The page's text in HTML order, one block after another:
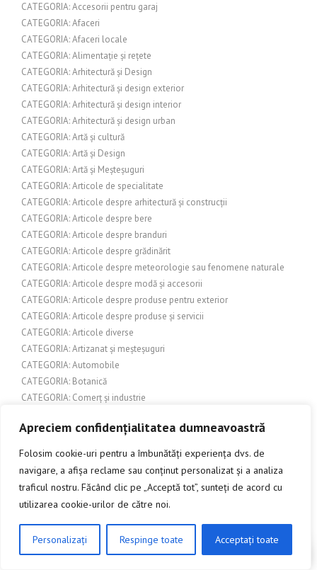
Apreciem confidențialitatea dumneavoastră
Folosim cookie-uri pentru a îmbunătăți experiența dvs. de
navigare, a afișa reclame sau conținut personalizat și a analiza
traficul nostru. Făcând clic pe „Acceptă tot”, sunteți de acord cu
utilizarea cookie-urilor de către noi.
Personalizați Respinge toate Acceptați toate
CATEGORIA: Accesorii pentru garaj
CATEGORIA: Afaceri
CATEGORIA: Afaceri locale
CATEGORIA: Alimentație și rețete
CATEGORIA: Arhitectură și Design
CATEGORIA: Arhitectură și design exterior
CATEGORIA: Arhitectură și design interior
CATEGORIA: Arhitectură și design urban
CATEGORIA: Artă și cultură
CATEGORIA: Artă și Design
CATEGORIA: Artă și Meșteșuguri
CATEGORIA: Articole de specialitate
CATEGORIA: Articole despre arhitectură și construcții
CATEGORIA: Articole despre bere
CATEGORIA: Articole despre branduri
CATEGORIA: Articole despre grădinărit
CATEGORIA: Articole despre meteorologie sau fenomene naturale
CATEGORIA: Articole despre modă și accesorii
CATEGORIA: Articole despre produse pentru exterior
CATEGORIA: Articole despre produse și servicii
CATEGORIA: Articole diverse
CATEGORIA: Artizanat și meșteșuguri
CATEGORIA: Automobile
CATEGORIA: Botanică
CATEGORIA: Comerț și industrie
CATEGORIA: Confort și Design Interior
CATEGORIA: Constructii si amenajari exterioare
CATEGORIA: Construcții și amenajări interioare
CATEGORIA: Construcții și arhitectură
CATEGORIA: Construcții și design interior
CATEGORIA: Constructii si renovari
CATEGORIA: Construire și amenajări exterioare
CLICK AICI PENTRU A DISCUTA